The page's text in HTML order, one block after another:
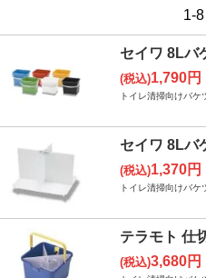
1-
セイワ 8Lバ
(税込)1,790円
トイレ清掃向けバ
セイワ 8Lバ
(税込)1,370円
トイレ清掃向けバ
テラモト 仕
(税込)3,680円